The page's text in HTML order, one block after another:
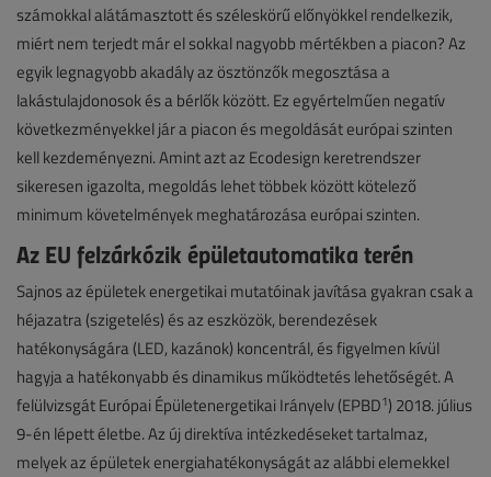
számokkal alátámasztott és széleskörű előnyökkel rendelkezik,
miért nem terjedt már el sokkal nagyobb mértékben a piacon? Az
egyik legnagyobb akadály az ösztönzők megosztása a
lakástulajdonosok és a bérlők között. Ez egyértelműen negatív
következményekkel jár a piacon és megoldását európai szinten
kell kezdeményezni. Amint azt az Ecodesign keretrendszer
sikeresen igazolta, megoldás lehet többek között kötelező
minimum követelmények meghatározása európai szinten.
Az EU felzárkózik épületautomatika terén
Sajnos az épületek energetikai mutatóinak javítása gyakran csak a
héjazatra (szigetelés) és az eszközök, berendezések
hatékonyságára (LED, kazánok) koncentrál, és figyelmen kívül
hagyja a hatékonyabb és dinamikus működtetés lehetőségét. A
felülvizsgát Európai Épületenergetikai Irányelv (EPBD1) 2018. július
9-én lépett életbe. Az új direktíva intézkedéseket tartalmaz,
melyek az épületek energiahatékonyságát az alábbi elemekkel